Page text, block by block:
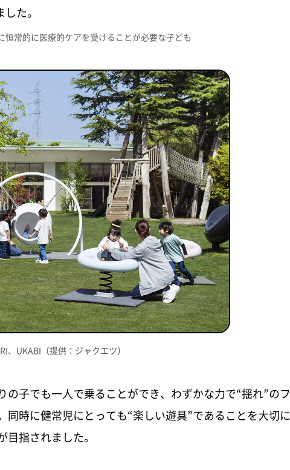
た。
常的に医療的ケアを受けることが必要な子ども
、UKABI（提供：ジャクエツ）
子でも一人で乗ることができ、わずかな力で“揺れ”のフ
時に健常児にとっても“楽しい遊具”であることを大切に
指されました。